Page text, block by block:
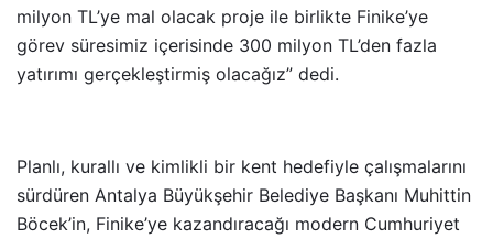
milyon TL’ye mal olacak proje ile birlikte Finike’ye
görev süresimiz içerisinde 300 milyon TL’den fazla
yatırımı gerçekleştirmiş olacağız” dedi.
Planlı, kurallı ve kimlikli bir kent hedefiyle çalışmalarını
sürdüren Antalya Büyükşehir Belediye Başkanı Muhittin
Böcek’in, Finike’ye kazandıracağı modern Cumhuriyet